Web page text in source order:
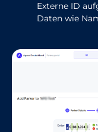
Externe ID
Daten wie